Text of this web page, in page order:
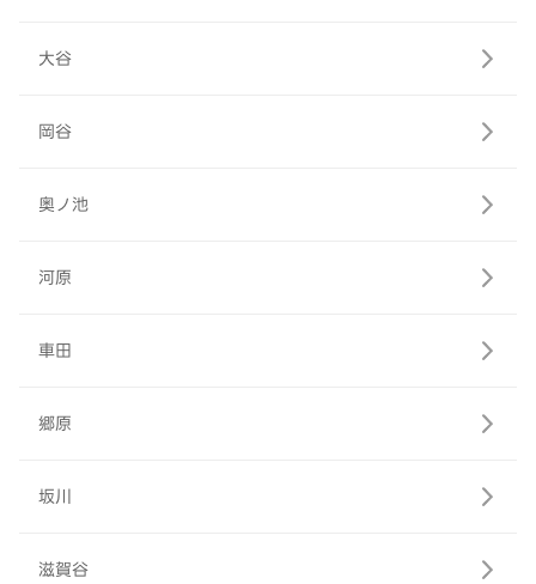
大谷
岡谷
奥ノ池
河原
車田
郷原
坂川
滋賀谷